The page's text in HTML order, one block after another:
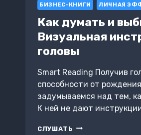
БИЗНЕС-КНИГИ ЛИЧНАЯ
Как думать и
Визуальная
головы
Smart Reading Получив
способности от
задумываемся над тем,
К ней не дают
СЛУШАТЬ КАК